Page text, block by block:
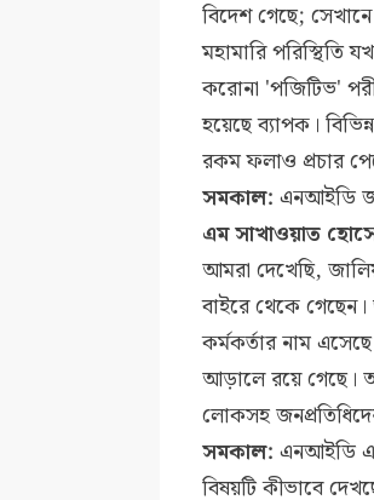
বিদেশ গেছে;
মহামারি পরিস্থিতি
করোনা 'পজিটিভ'
হয়েছে ব্যাপক।
রকম ফলাও প্রচার
সমকাল: এনআইডি
এম সাখাওয়াত
আমরা দেখেছি,
বাইরে থেকে
কর্মকর্তার নাম
আড়ালে রয়ে গেছে।
লোকসহ
সমকাল: এনআইডি
বিষয়টি কীভাবে